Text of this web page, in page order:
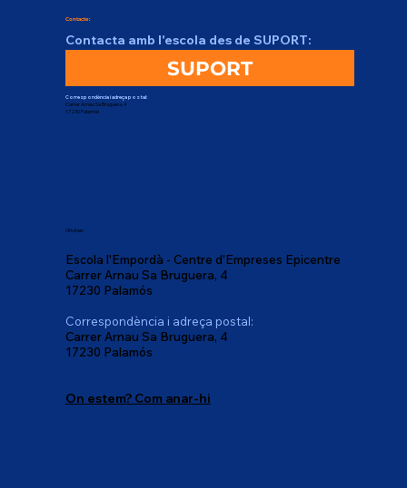
Contacte:
Contacta amb l'escola des de SUPORT:
SUPORT
Correspondència i adreça postal:
Carrer Arnau Sa Bruguera, 4
17230 Palamós
Oficines:
Escola l'Empordà - Centre d'Empreses Epicentre
Carrer Arnau Sa Bruguera, 4
17230 Palamós
Correspondència i adreça postal:
Carrer Arnau Sa Bruguera, 4
17230 Palamós
On estem? Com anar-hi